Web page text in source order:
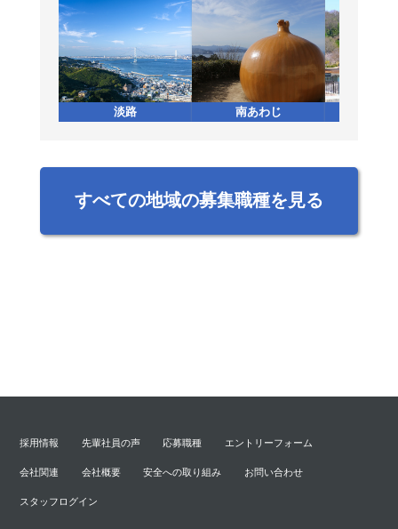
淡路 南あわじ
すべての地域の募集職種を見る
採用情報 先輩社員の声 応募職種 エントリーフォーム
会社関連 会社概要 安全への取り組み お問い合わせ
スタッフログイン